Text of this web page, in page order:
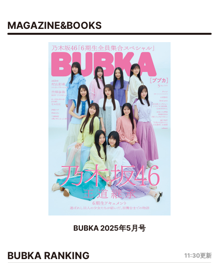
MAGAZINE&BOOKS
BUBKA 2025年5月号
BUBKA RANKING 11:30更新